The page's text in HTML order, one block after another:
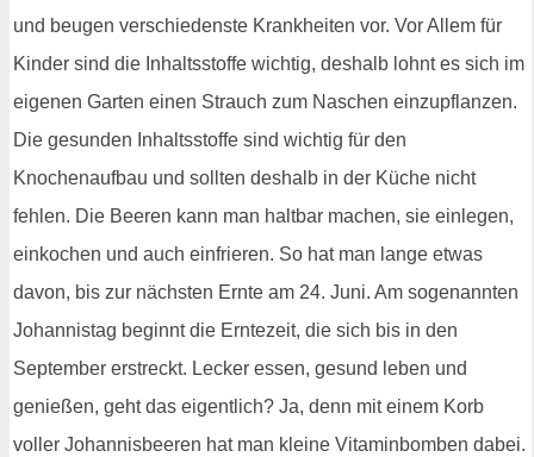
und beugen verschiedenste Krankheiten vor. Vor Allem für
Kinder sind die Inhaltsstoffe wichtig, deshalb lohnt es sich im
eigenen Garten einen Strauch zum Naschen einzupflanzen.
Die gesunden Inhaltsstoffe sind wichtig für den
Knochenaufbau und sollten deshalb in der Küche nicht
fehlen. Die Beeren kann man haltbar machen, sie einlegen,
einkochen und auch einfrieren. So hat man lange etwas
davon, bis zur nächsten Ernte am 24. Juni. Am sogenannten
Johannistag beginnt die Erntezeit, die sich bis in den
September erstreckt. Lecker essen, gesund leben und
genießen, geht das eigentlich? Ja, denn mit einem Korb
voller Johannisbeeren hat man kleine Vitaminbomben dabei.